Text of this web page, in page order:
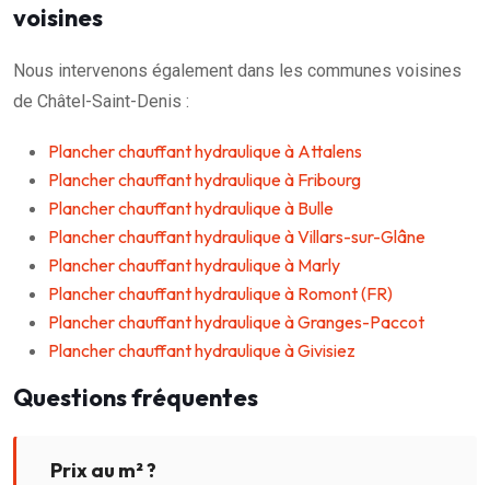
voisines
Nous intervenons également dans les communes voisines
de Châtel-Saint-Denis :
Plancher chauffant hydraulique à Attalens
Plancher chauffant hydraulique à Fribourg
Plancher chauffant hydraulique à Bulle
Plancher chauffant hydraulique à Villars-sur-Glâne
Plancher chauffant hydraulique à Marly
Plancher chauffant hydraulique à Romont (FR)
Plancher chauffant hydraulique à Granges-Paccot
Plancher chauffant hydraulique à Givisiez
Questions fréquentes
Prix au m² ?